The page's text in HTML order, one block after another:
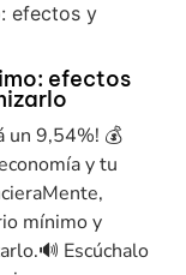
efectos y
efectos
un 9,54%! 💰
y tu
mínimo y
Escúchalo